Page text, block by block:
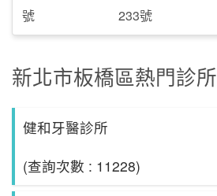
號 233號
新北市板橋區熱門診所
健和牙醫診所
(查詢次數 : 11228)